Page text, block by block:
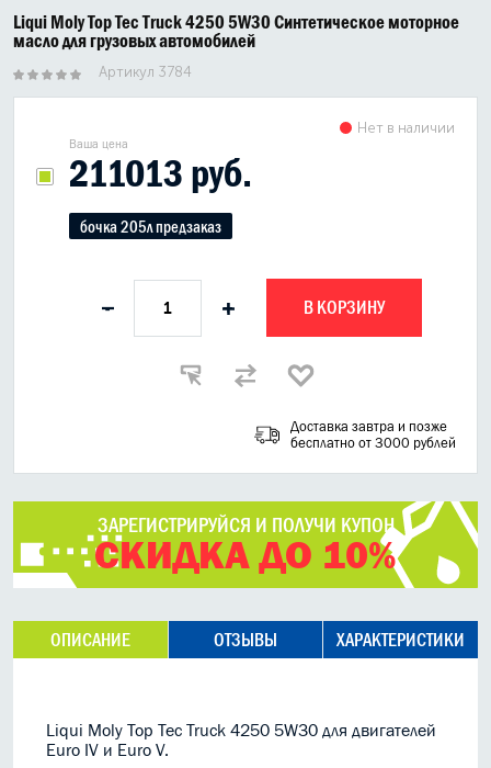
МОТО МАСЛА
ВСЕ БРЕНДЫ
Liqui Moly Top Tec Truck 4250 5W30 Синтетическое моторное
масло для грузовых автомобилей
Артикул 3784
Ваша цена
211013 руб.
Нет в наличии
бочка 205л предзаказ
- + В КОРЗИНУ
Доставка завтра и позже
бесплатно от 3000 рублей
ЗАРЕГИСТРИРУЙСЯ И ПОЛУЧИ КУПОН
СКИДКА ДО 10%
ОПИСАНИЕ ОТЗЫВЫ ХАРАКТЕРИСТИКИ
Liqui Moly Top Tec Truck 4250 5W30 для двигателей
Euro IV и Euro V.